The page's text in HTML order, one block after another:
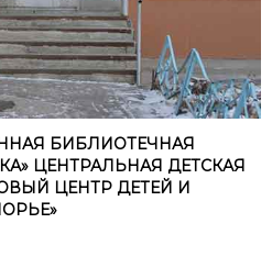
БИБЛИОТЕЧНАЯ
ЦЕНТРАЛЬНАЯ ДЕТСКАЯ
ЦЕНТР ДЕТЕЙ И